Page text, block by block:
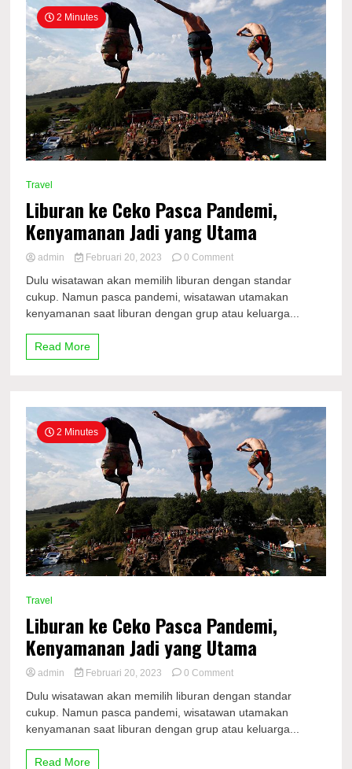
2 Minutes
Travel
Liburan ke Ceko Pasca Pandemi,
Kenyamanan Jadi yang Utama
admin Februari 20, 2023 0 Commenton
ke
Ceko
Pasca
Dulu wisatawan akan memilih liburan dengan standar
cukup. Namun pasca pandemi, wisatawan utamakan
kenyamanan saat liburan dengan grup atau keluarga...
Read More
2 Minutes
Travel
Liburan ke Ceko Pasca Pandemi,
Kenyamanan Jadi yang Utama
admin Februari 20, 2023 0 Commenton
ke
Ceko
Pasca
Dulu wisatawan akan memilih liburan dengan standar
cukup. Namun pasca pandemi, wisatawan utamakan
kenyamanan saat liburan dengan grup atau keluarga...
Read More